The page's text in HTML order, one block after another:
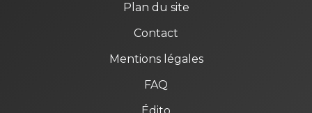
Plan du site
Contact
Mentions légales
FAQ